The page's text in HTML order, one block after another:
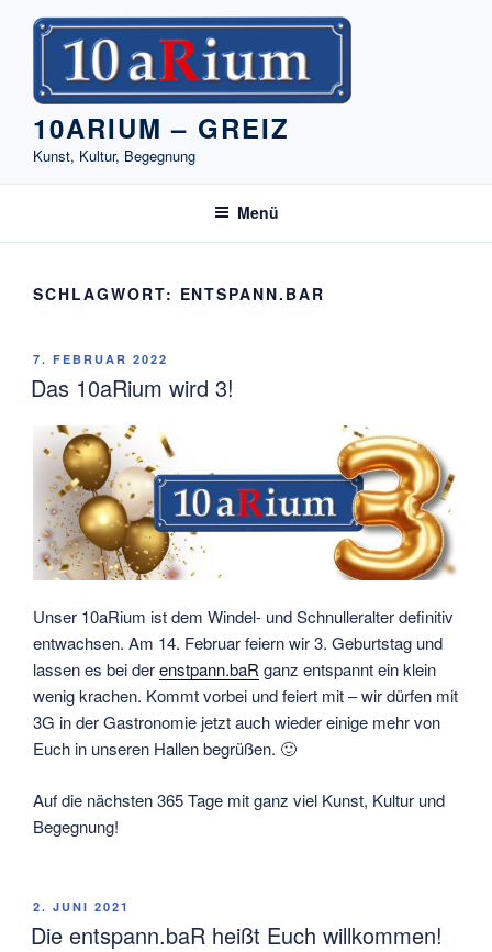
10ARIUM – GREIZ
Kunst, Kultur, Begegnung
Menü
SCHLAGWORT: ENTSPANN.BAR
VERÖFFENTLICHT
AM
7. FEBRUAR 2022
Das 10aRium wird 3!
Unser 10aRium ist dem Windel- und Schnulleralter definitiv
entwachsen. Am 14. Februar feiern wir 3. Geburtstag und
lassen es bei derenstpann.baR ganz entspannt ein klein
wenig krachen. Kommt vorbei und feiert mit – wir dürfen mit
3G in der Gastronomie jetzt auch wieder einige mehr von
Euch in unseren Hallen begrüßen. 🙂
Auf die nächsten 365 Tage mit ganz viel Kunst, Kultur und
Begegnung!
VERÖFFENTLICHT
AM
2. JUNI 2021
Die entspann.baR heißt Euch willkommen!